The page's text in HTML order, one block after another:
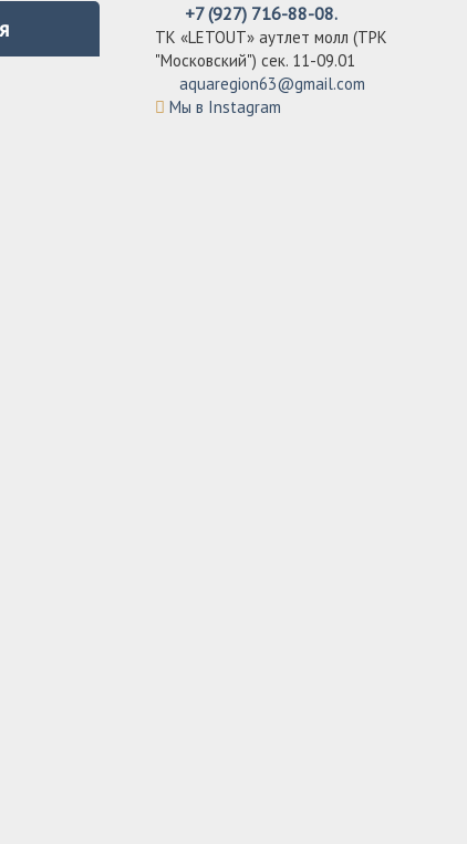
+7 (927) 716-88-08.
ТК «LETOUT» аутлет молл (ТРК
"Московский") сек. 11-09.01
aquaregion63@gmail.com
Мы в Instagram